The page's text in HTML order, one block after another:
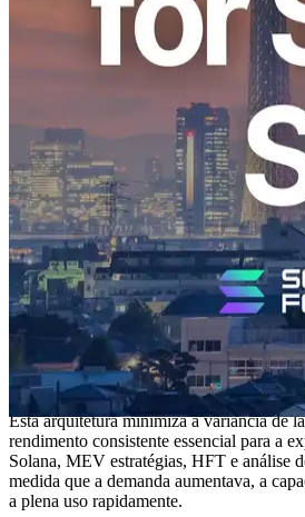
regiões a partir de Dezembro, os três
são a oportunidade final de assegurar
preços. Os clientes que ativam uma
manterão os preços atuais enquanto a
Essa venda reflete a crescente demanda
Solana de alta velocidade na região de
aplicações de processamento de dados
real.
Por que Ryzen Premium
Esgotado
Ryzen Premium VPS é projetado
de alto desempenho da Solana. Ele
5.7GHz, ECC DDR5 memória,
rede dedicada de alta largura de banda.
plataformas de nuvem, ERPC aplica
implementa cada VPS numa topologia de
ligada às camadas de rede principais da
Esta arquitetura minimiza a variância de
rendimento consistente essencial para a
Solana, MEV estratégias, HFT e análise
medida que a demanda aumentava, a
a plena uso rapidamente.